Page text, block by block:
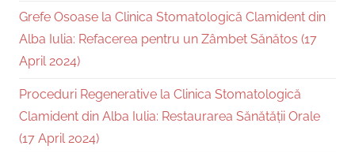
Grefe Osoase la Clinica Stomatologică Clamident din
Alba Iulia: Refacerea pentru un Zâmbet Sănătos (17
April 2024)
Proceduri Regenerative la Clinica Stomatologică
Clamident din Alba Iulia: Restaurarea Sănătății Orale
(17 April 2024)